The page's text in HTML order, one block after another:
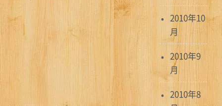
2010年10
月
2010年9
月
2010年8